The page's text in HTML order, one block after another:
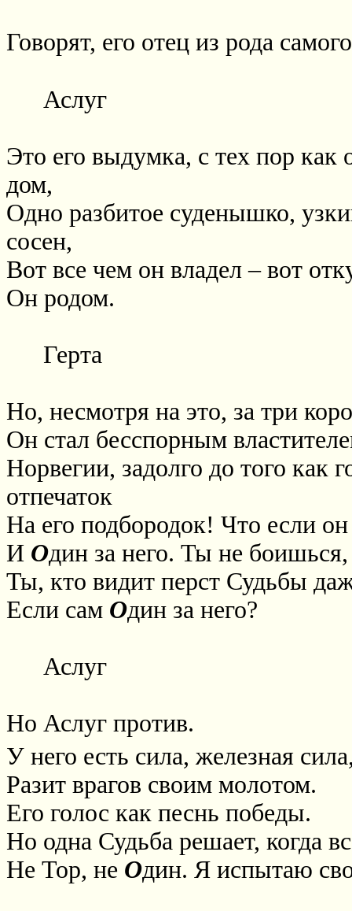
Говорят, его отец из рода
Аслуг
Это его выдумка, с тех пор
дом,
Одно разбитое суденышко,
сосен,
Вот все чем он владел – вот
Он родом.
Герта
Но, несмотря на это, за три
Он стал бесспорным
Норвегии, задолго до того как
отпечаток
На его подбородок! Что если
И Один за него. Ты не боишься,
Ты, кто видит перст Судьбы
Если сам Один за него?
Аслуг
Но Аслуг против.
У него есть сила, железная
Разит врагов своим молотом.
Его голос как песнь победы.
Но одна Судьба решает, когда
Не Тор, не Один. Я испытаю